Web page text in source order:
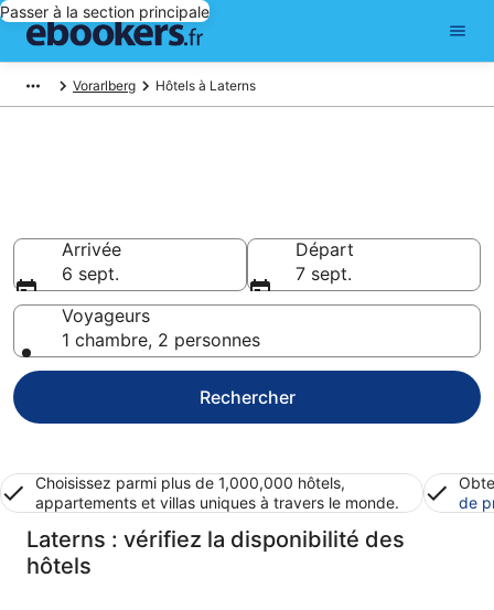
Passer à la section principale
Vorarlberg Hôtels à Laterns
Arrivée
6 sept.
Départ
7 sept.
Voyageurs
1 chambre, 2 personnes
Rechercher
Choisissez parmi plus de 1,000,000 hôtels,
appartements et villas uniques à travers le monde.
de
Laterns : vérifiez la disponibilité des
hôtels